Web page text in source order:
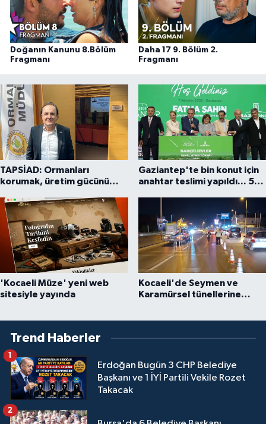
Doğanın Kanunu 8.Bölüm
Fragmanı
Daha 17 9. Bölüm 2.
Fragmanı
TAPSİAD: Ormanları
korumak, üretim gücünü
Gaziantep'te bin konut için
anahtar teslimi yapıldı... 5
'Kocaeli Müze' yeni web
sitesiyle yayında
Kocaeli'de Seymen ve
Karamürsel tünellerine
Trend Haberler
Erdoğan Bugün 3 CHP Belediye
Başkanı ve 1 İYİ Partili Vekile Rozet
Takacak
1
2